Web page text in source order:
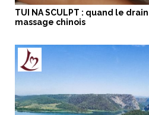
TUI NA SCULPT : quand le
massage chinois